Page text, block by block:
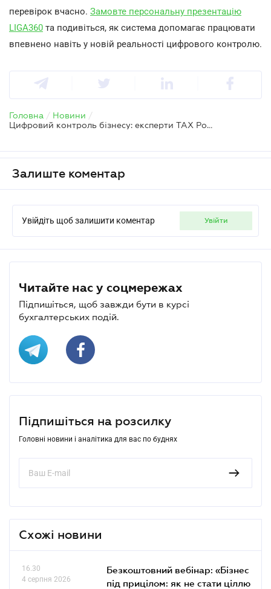
перевірок вчасно. Замовте персональну презентацію
LIGA360 та подивіться, як система допомагає працювати
впевнено навіть у новій реальності цифрового контролю.
Головна / Новини /
Цифровий контроль бізнесу: експерти TAX Podcast про SAF-T, е-ТТН та нові податкові ризики
Залиште коментар
Увійдіть щоб залишити коментар увійти
Читайте нас у соцмережах
Підпишіться, щоб завжди бути в курсі
бухгалтерських подій.
Підпишіться на розсилку
Головні новини і аналітика для вас по буднях
Схожі новини
16.30
4 серпня 2026
Безкоштовний вебінар: «Бізнес
під прицілом: як не стати ціллю